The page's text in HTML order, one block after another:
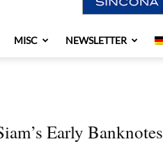
MISC NEWSLETTER
Early Banknotes